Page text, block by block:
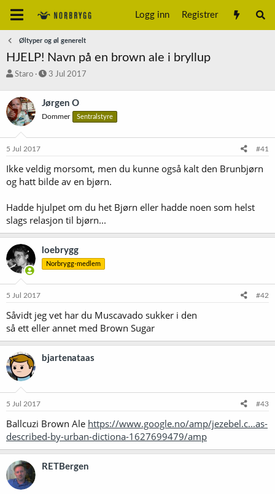
Logg inn Registrer
Øltyper og øl generelt
HJELP! Navn på en brown ale i bryllup
T
å
d
s
a
r
e
r
Staro
S
r
t
a
3 Jul 2017
Jørgen O
Dommer Sentralstyre
5 Jul 2017 #41
Ikke veldig morsomt, men du kunne også kalt den Brunbjørn
og hatt bilde av en bjørn.
Hadde hjulpet om du het Bjørn eller hadde noen som helst
slags relasjon til bjørn...
loebrygg
Norbrygg-medlem
5 Jul 2017 #42
Såvidt jeg vet har du Muscavado sukker i den
så ett eller annet med Brown Sugar
bjartenataas
5 Jul 2017 #43
Ballcuzi Brown Ale https://www.google.no/amp/jezebel.c...as-
described-by-urban-dictiona-1627699479/amp
RETBergen